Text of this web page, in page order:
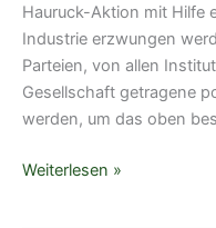
Hauruck-Aktion mit Hilfe
Industrie erzwungen
Parteien, von allen
Gesellschaft getragene
werden, um das oben
Klassen
Weiterlesen »